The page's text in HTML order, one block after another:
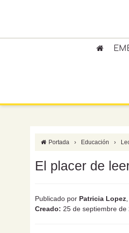
Portada › Educación ›
El placer de
Publicado por Patricia Lopez
Creado: 25 de septiembre de